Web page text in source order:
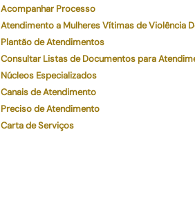
Acompanhar Processo
Atendimento a Mulheres Vítimas de Violência
Plantão de Atendimentos
Consultar Listas de Documentos para
Núcleos Especializados
Canais de Atendimento
Preciso de Atendimento
Carta de Serviços